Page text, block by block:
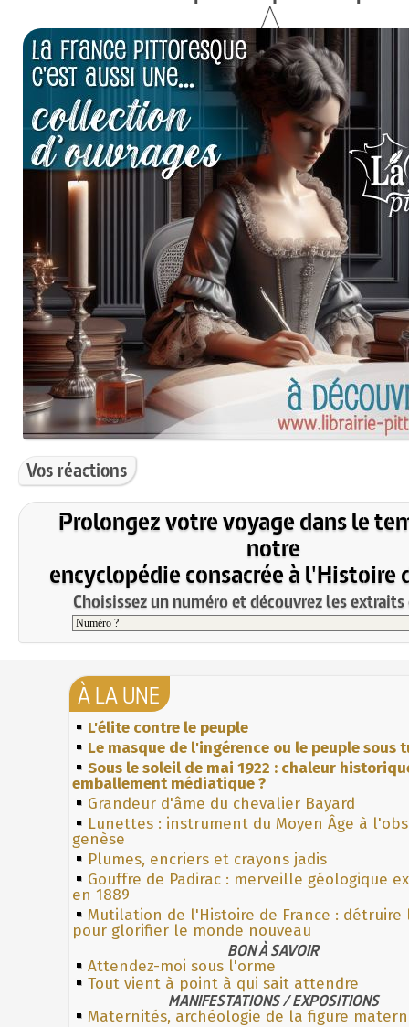
Vos réactions
Prolongez votre voyage dans le
notre
encyclopédie consacrée à l'Histoire
Choisissez un numéro et découvrez les
À LA UNE
L'élite contre le peuple
Le masque de l'ingérence ou le peuple sous
Sous le soleil de mai 1922 : chaleur
emballement médiatique ?
Grandeur d'âme du chevalier Bayard
Lunettes : instrument du Moyen Âge à
genèse
Plumes, encriers et crayons jadis
Gouffre de Padirac : merveille géologique
en 1889
Mutilation de l'Histoire de France : détruire
pour glorifier le monde nouveau
BON À SAVOIR
Attendez-moi sous l'orme
Tout vient à point à qui sait attendre
MANIFESTATIONS / EXPOSITIONS
Maternités, archéologie de la figure